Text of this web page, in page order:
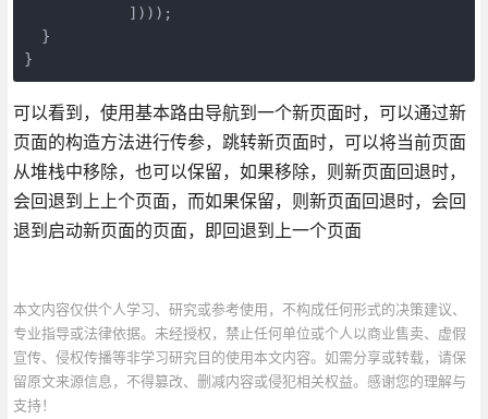
            ])));
  }
可以看到，使用基本路由导航到一个新页面时，可以通过新
页面的构造方法进行传参，跳转新页面时，可以将当前页面
从堆栈中移除，也可以保留，如果移除，则新页面回退时，
会回退到上上个页面，而如果保留，则新页面回退时，会回
退到启动新页面的页面，即回退到上一个页面
本文内容仅供个人学习、研究或参考使用，不构成任何形式的决策建议、
专业指导或法律依据。未经授权，禁止任何单位或个人以商业售卖、虚假
宣传、侵权传播等非学习研究目的使用本文内容。如需分享或转载，请保
留原文来源信息，不得篡改、删减内容或侵犯相关权益。感谢您的理解与
支持！